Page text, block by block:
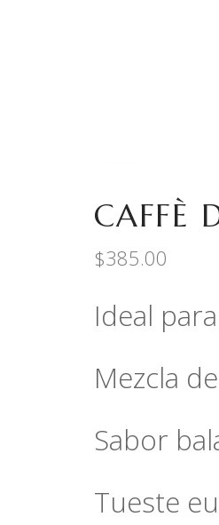
CAFFÈ
$385.00
Ideal
Mezcla
Sabor
Tueste